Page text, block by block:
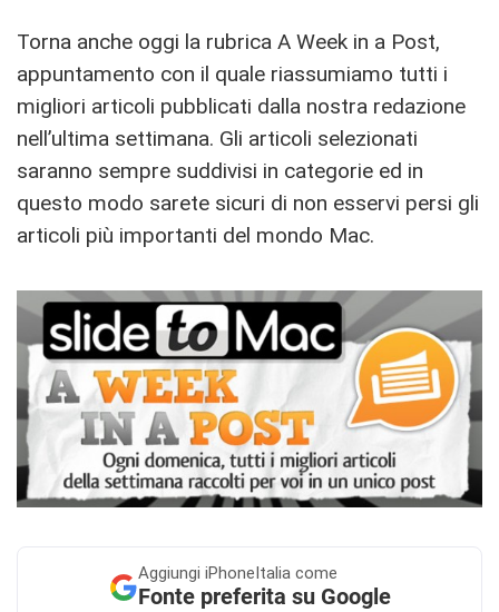
Torna anche oggi la rubrica A Week in a Post,
appuntamento con il quale riassumiamo tutti i
migliori articoli pubblicati dalla nostra redazione
nell’ultima settimana. Gli articoli selezionati
saranno sempre suddivisi in categorie ed in
questo modo sarete sicuri di non esservi persi gli
articoli più importanti del mondo Mac.
Aggiungi iPhoneItalia come
Fonte preferita su Google